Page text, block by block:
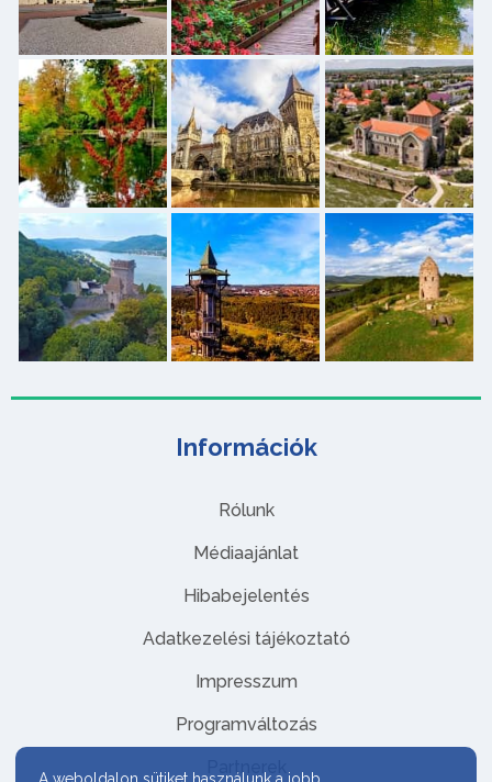
Információk
Rólunk
Médiaajánlat
Hibabejelentés
Adatkezelési tájékoztató
Impresszum
Programváltozás
Partnerek